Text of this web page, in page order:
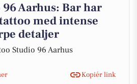
Aarhus: Bar har
med intense
detaljer
Studio 96 Aarhus
Kopiér link